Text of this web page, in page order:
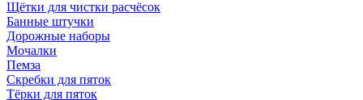
Щётки для чистки расчёсок
Банные штучки
Дорожные наборы
Мочалки
Пемза
Скребки для пяток
Тёрки для пяток